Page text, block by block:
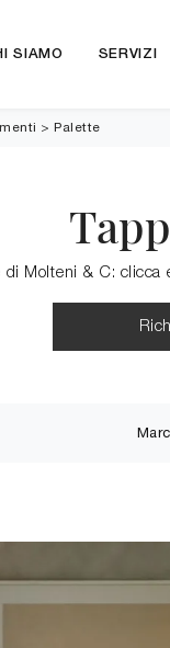
SIAMO SERVIZI
> Palette
di Molteni & C: